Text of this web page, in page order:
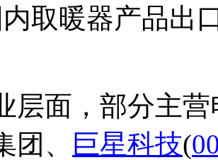
取暖器产品出
面，部分主营
团、
巨星科技(